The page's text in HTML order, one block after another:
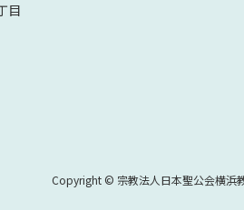
目
Copyright © 宗教法人日本聖公会横浜